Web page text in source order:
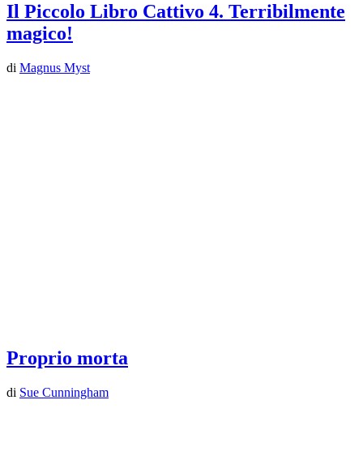
Il Piccolo Libro Cattivo 4. Terribilmente
magico!
di Magnus Myst
Proprio morta
di Sue Cunningham